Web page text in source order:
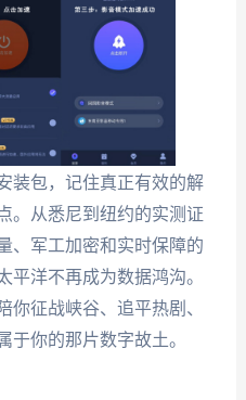
装包，记住真正有效的解
。从悉尼到纽约的实测证
、军工加密和实时保障的
平洋不再成为数据鸿沟。
你征战峡谷、追平热剧、
于你的那片数字故土。